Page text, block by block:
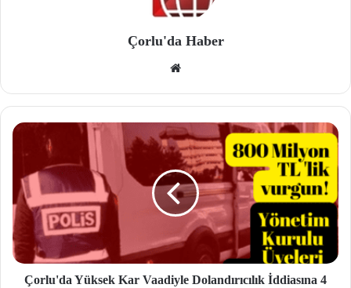
Çorlu'da Haber
site
si
Çorlu'da Yüksek Kar Vaadiyle Dolandırıcılık İddiasına 4